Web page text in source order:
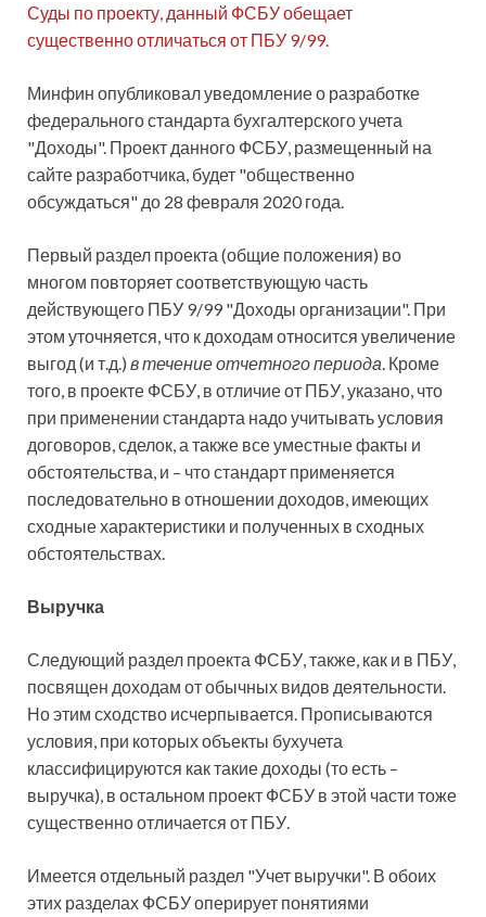
Суды по проекту, данный ФСБУ обещает
существенно отличаться от ПБУ 9/99.
Минфин опубликовал уведомление о разработке
федерального стандарта бухгалтерского учета
"Доходы". Проект данного ФСБУ, размещенный на
сайте разработчика, будет "общественно
обсуждаться" до 28 февраля 2020 года.
Первый раздел проекта (общие положения) во
многом повторяет соответствующую часть
действующего ПБУ 9/99 "Доходы организации". При
этом уточняется, что к доходам относится увеличение
выгод (и т.д.) в течение отчетного периода . Кроме
того, в проекте ФСБУ, в отличие от ПБУ, указано, что
при применении стандарта надо учитывать условия
договоров, сделок, а также все уместные факты и
обстоятельства, и – что стандарт применяется
последовательно в отношении доходов, имеющих
сходные характеристики и полученных в сходных
обстоятельствах.
Выручка
Следующий раздел проекта ФСБУ, также, как и в ПБУ,
посвящен доходам от обычных видов деятельности.
Но этим сходство исчерпывается. Прописываются
условия, при которых объекты бухучета
классифицируются как такие доходы (то есть –
выручка), в остальном проект ФСБУ в этой части тоже
существенно отличается от ПБУ.
Имеется отдельный раздел "Учет выручки". В обоих
этих разделах ФСБУ оперирует понятиями